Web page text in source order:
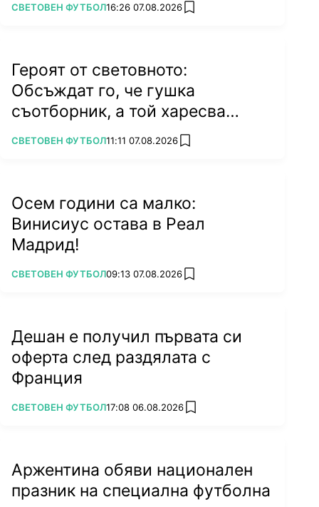
ПОВЕЧЕ ОТ
СВЕТОВЕН ФУТБОЛ16:26 07.08.2026 add favorites
Героят от световното:
Обсъждат го, че гушка
съотборник, а той харесва
бившата на колега
ПОВЕЧЕ ОТ
СВЕТОВЕН ФУТБОЛ11:11 07.08.2026 add favorites
Осем години са малко:
Винисиус остава в Реал
Мадрид!
ПОВЕЧЕ ОТ
СВЕТОВЕН ФУТБОЛ09:13 07.08.2026 add favorites
Дешан е получил първата си
оферта след раздялата с
Франция
ПОВЕЧЕ ОТ
СВЕТОВЕН ФУТБОЛ17:08 06.08.2026 add favorites
Аржентина обяви национален
празник на специална футболна